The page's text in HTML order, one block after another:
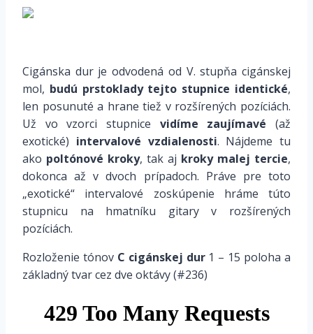
Cigánska dur je odvodená od V. stupňa cigánskej
mol, budú prstoklady tejto stupnice identické,
len posunuté a hrane tiež v rozšírených pozíciách.
Už vo vzorci stupnice vidíme zaujímavé (až
exotické) intervalové vzdialenosti. Nájdeme tu
ako poltónové kroky, tak aj kroky malej tercie,
dokonca až v dvoch prípadoch. Práve pre toto
„exotické“ intervalové zoskúpenie hráme túto
stupnicu na hmatníku gitaryv rozšírených
pozíciách.
Rozloženie tónov C cigánskej dur1 – 15 poloha a
základný tvar cez dve oktávy (#236)